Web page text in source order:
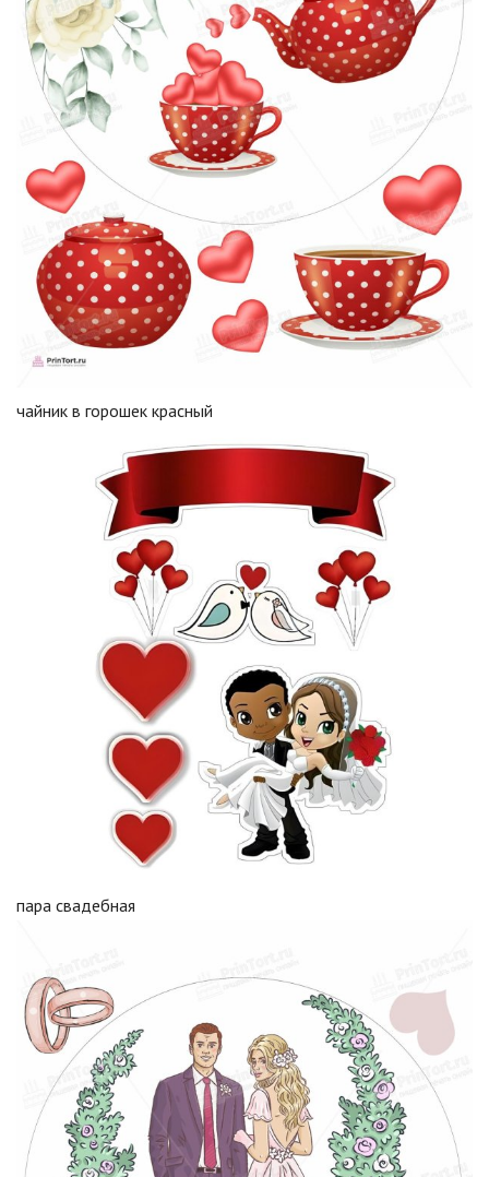
чайник в горошек красный
пара свадебная